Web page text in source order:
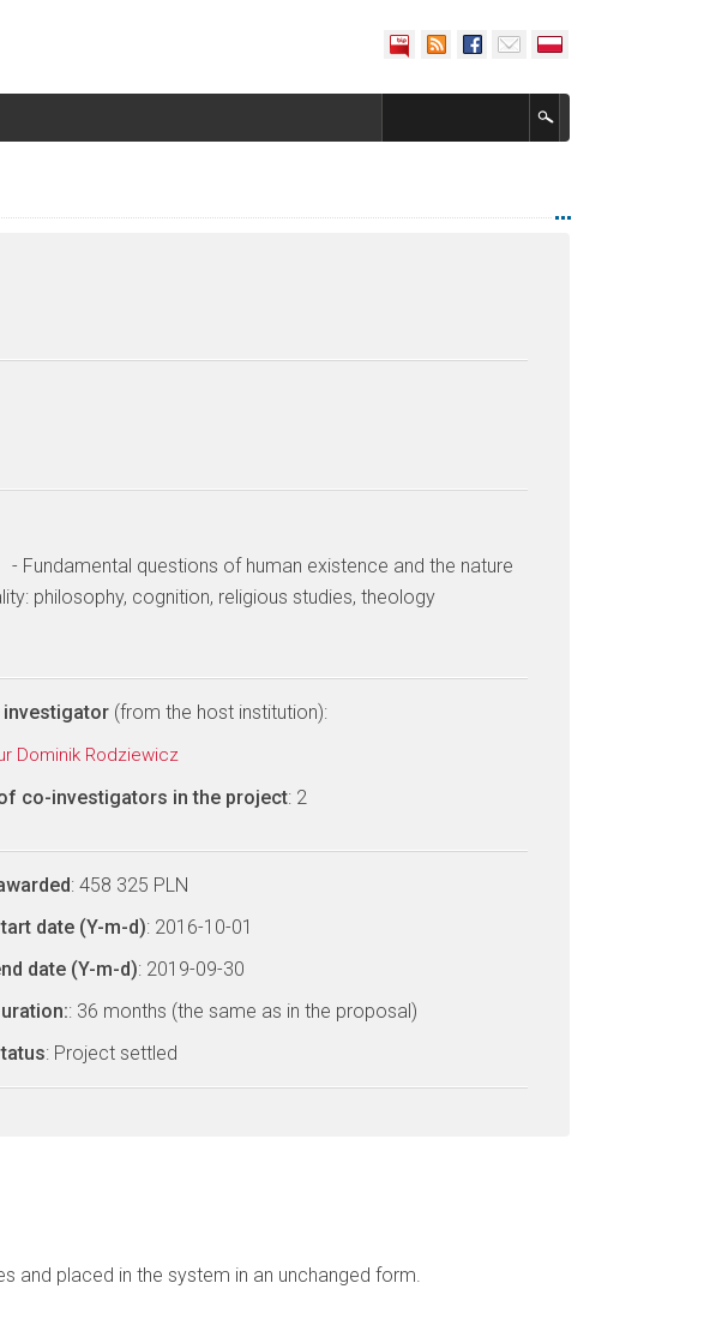
- Fundamental questions of human existence and the nature
philosophy, cognition, religious studies, theology
investigator (from the host institution):
Dominik Rodziewicz
co-investigators in the project: 2
: 458 325 PLN
date (Y-m-d): 2016-10-01
date (Y-m-d): 2019-09-30
: 36 months (the same as in the proposal)
: Project settled
and placed in the system in an unchanged form.